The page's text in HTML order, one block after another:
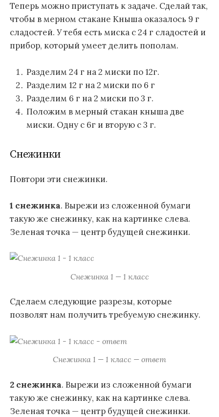
Теперь можно приступать к задаче. Сделай так,
чтобы в мерном стакане Кныша оказалось 9 г
сладостей. У тебя есть миска с 24 г сладостей и
прибор, который умеет делить пополам.
Разделим 24 г на 2 миски по 12г.
Разделим 12 г на 2 миски по 6 г
Разделим 6 г на 2 миски по 3 г.
Положим в мерный стакан кныша две
миски. Одну с 6г и вторую с 3 г.
Снежинки
Повтори эти снежинки.
1 снежинка. Вырежи из сложенной бумаги
такую же снежинку, как на картинке слева.
Зеленая точка — центр будущей снежинки.
Снежинка 1 — 1 класс
Сделаем следующие разрезы, которые
позволят нам получить требуемую снежинку.
Снежинка 1 — 1 класс — ответ
2 снежинка. Вырежи из сложенной бумаги
такую же снежинку, как на картинке слева.
Зеленая точка — центр будущей снежинки.